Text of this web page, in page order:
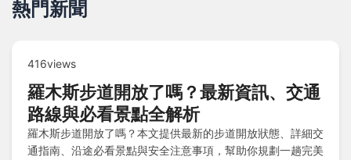
熱門新聞
416views
羅木斯步道開放了嗎？最新資訊、交通
路線與必看景點全解析
羅木斯步道開放了嗎？本文提供最新的步道開放狀態、詳細交
通指南、沿途必看景點與安全注意事項，幫助你規劃一趟完美